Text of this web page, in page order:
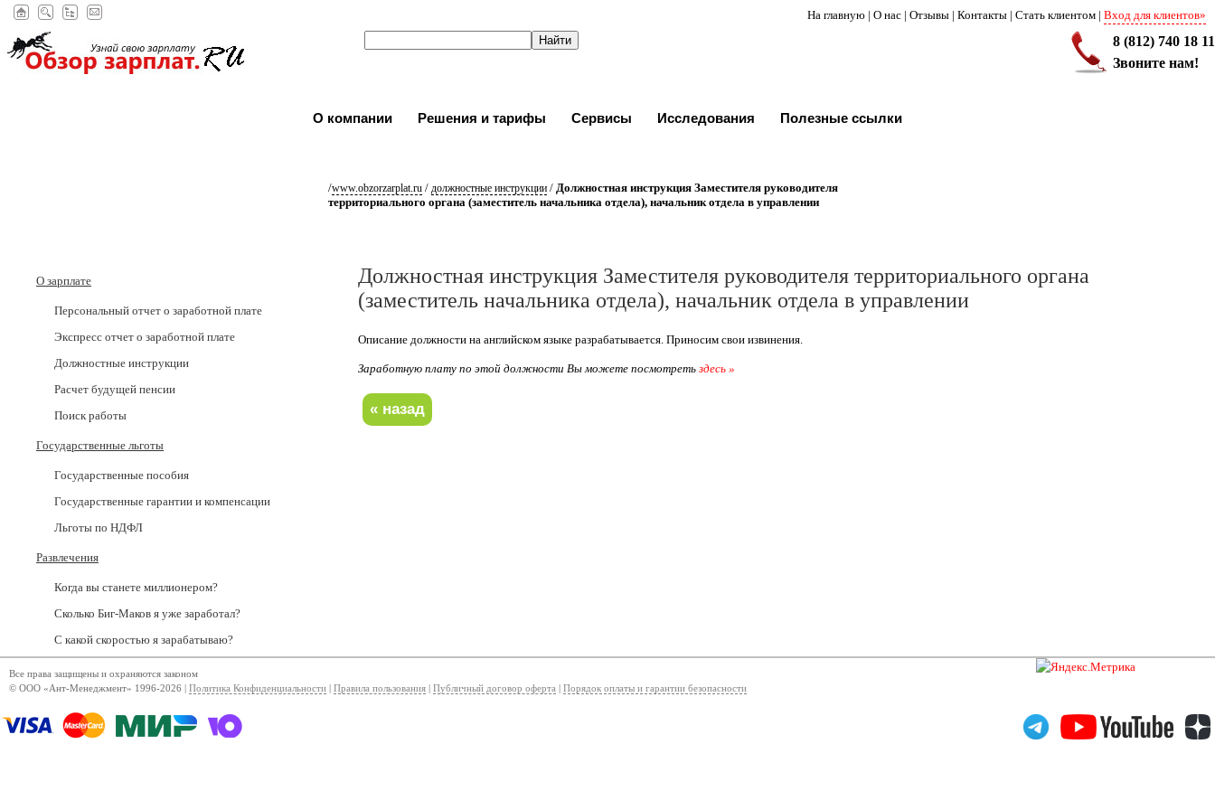
На главную | О нас | Отзывы | Контакты | Стать клиентом | Вход для клиентов»
8 (812) 740 18 11
Звоните нам!
О компании Решения и тарифы Сервисы Исследования Полезные ссылки
/www.obzorzarplat.ru/ должностные инструкции/ Должностная инструкция Заместителя руководителя
территориального органа (заместитель начальника отдела), начальник отдела в управлении
О зарплате
Персональный отчет о заработной плате
Экспресс отчет о заработной плате
Должностные инструкции
Расчет будущей пенсии
Поиск работы
Государственные льготы
Государственные пособия
Государственные гарантии и компенсации
Льготы по НДФЛ
Развлечения
Когда вы станете миллионером?
Сколько Биг-Маков я уже заработал?
С какой скоростью я зарабатываю?
Должностная инструкция Заместителя руководителя территориального органа
(заместитель начальника отдела), начальник отдела в управлении
Описание должности на английском языке разрабатывается. Приносим свои извинения.
Заработную плату по этой должности Вы можете посмотретьздесь »
Все права защищены и охраняются законом
© ООО «Ант-Менеджмент» 1996-2026 | Политика Конфиденциальности Правила пользования Публичный договор оферта Порядок оплаты и гарантии безопасности